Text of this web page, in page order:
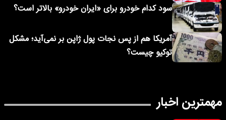
سود کدام خودرو برای «ایران خودرو» بالاتر است؟
آمریکا هم از پس نجات پول ژاپن بر نمی‌آید؛ مشکل
توکیو چیست؟
مهمترین اخبار